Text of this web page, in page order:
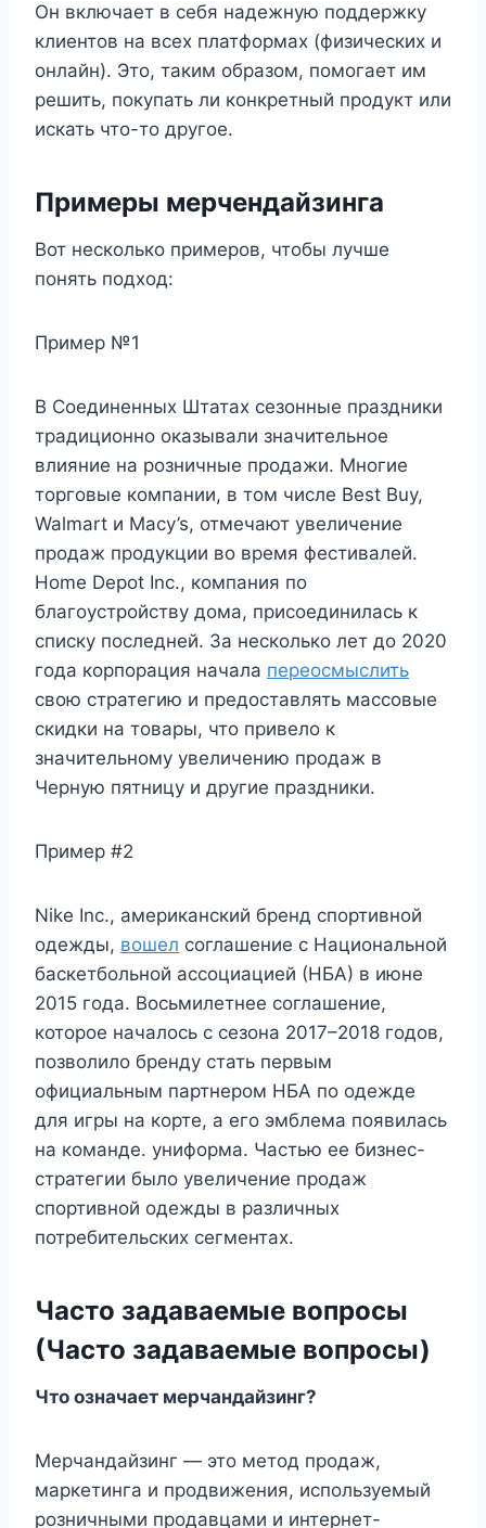
Он включает в себя надежную поддержку
клиентов на всех платформах (физических и
онлайн). Это, таким образом, помогает им
решить, покупать ли конкретный продукт или
искать что-то другое.
Примеры мерчендайзинга
Вот несколько примеров, чтобы лучше
понять подход:
Пример №1
В Соединенных Штатах сезонные праздники
традиционно оказывали значительное
влияние на розничные продажи. Многие
торговые компании, в том числе Best Buy,
Walmart и Macy’s, отмечают увеличение
продаж продукции во время фестивалей.
Home Depot Inc., компания по
благоустройству дома, присоединилась к
списку последней. За несколько лет до 2020
года корпорация начала переосмыслить
свою стратегию и предоставлять массовые
скидки на товары, что привело к
значительному увеличению продаж в
Черную пятницу и другие праздники.
Пример #2
Nike Inc., американский бренд спортивной
одежды, вошел соглашение с Национальной
баскетбольной ассоциацией (НБА) в июне
2015 года. Восьмилетнее соглашение,
которое началось с сезона 2017–2018 годов,
позволило бренду стать первым
официальным партнером НБА по одежде
для игры на корте, а его эмблема появилась
на команде. униформа. Частью ее бизнес-
стратегии было увеличение продаж
спортивной одежды в различных
потребительских сегментах.
Часто задаваемые вопросы
(Часто задаваемые вопросы)
Что означает мерчандайзинг?
Мерчандайзинг — это метод продаж,
маркетинга и продвижения, используемый
розничными продавцами и интернет-